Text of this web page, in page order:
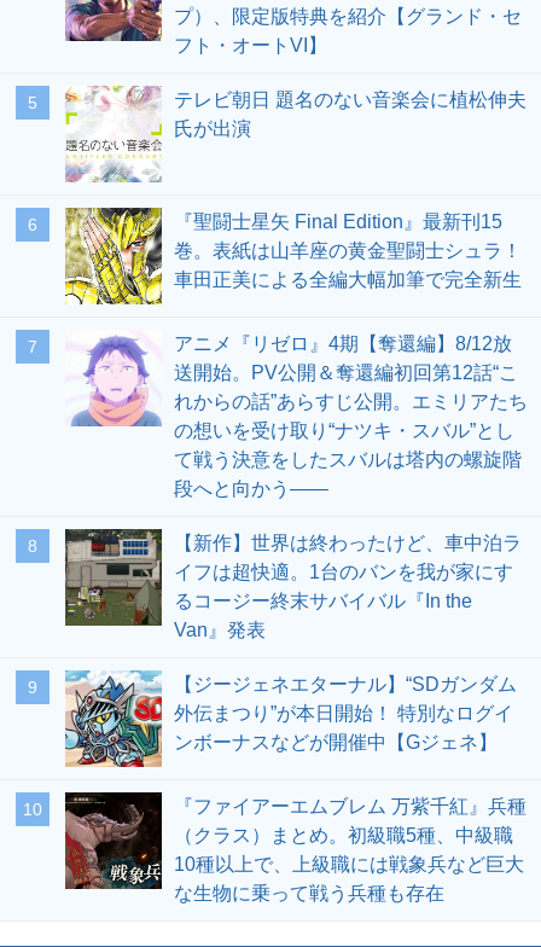
プ）、限定版特典を紹介【グランド・セ
フト・オートVI】
5
テレビ朝日 題名のない音楽会に植松伸夫
氏が出演
6
『聖闘士星矢 Final Edition』最新刊15
巻。表紙は山羊座の黄金聖闘士シュラ！
車田正美による全編大幅加筆で完全新生
7
アニメ『リゼロ』4期【奪還編】8/12放
送開始。PV公開＆奪還編初回第12話“こ
れからの話”あらすじ公開。エミリアたち
の想いを受け取り“ナツキ・スバル”とし
て戦う決意をしたスバルは塔内の螺旋階
段へと向かう――
8
【新作】世界は終わったけど、車中泊ラ
イフは超快適。1台のバンを我が家にす
るコージー終末サバイバル『In the
Van』発表
9
【ジージェネエターナル】“SDガンダム
外伝まつり”が本日開始！ 特別なログイ
ンボーナスなどが開催中【Gジェネ】
10
『ファイアーエムブレム 万紫千紅』兵種
（クラス）まとめ。初級職5種、中級職
10種以上で、上級職には戦象兵など巨大
な生物に乗って戦う兵種も存在